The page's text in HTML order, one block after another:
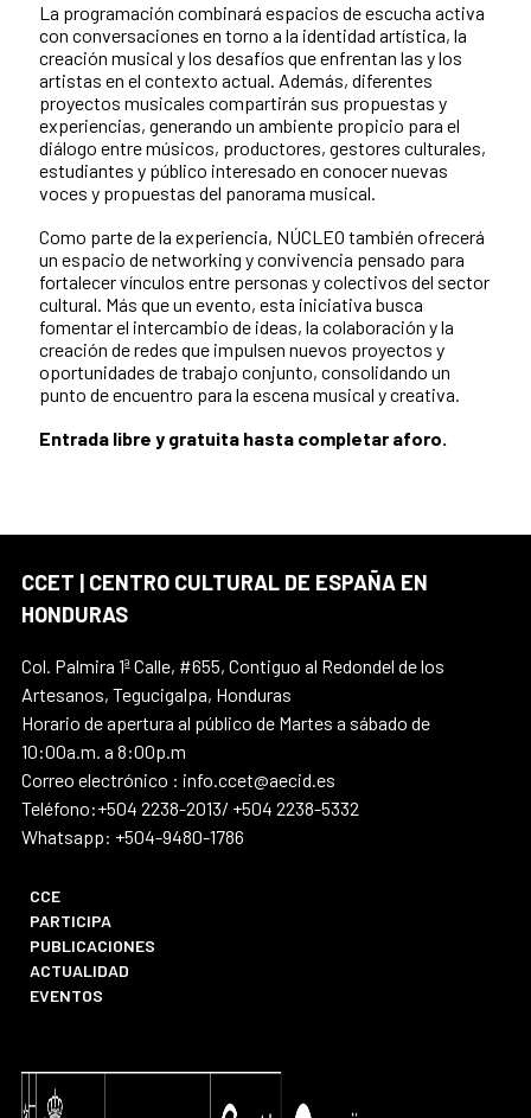
La programación combinará espacios de escucha activa
con conversaciones en torno a la identidad artística, la
creación musical y los desafíos que enfrentan las y los
artistas en el contexto actual. Además, diferentes
proyectos musicales compartirán sus propuestas y
experiencias, generando un ambiente propicio para el
diálogo entre músicos, productores, gestores culturales,
estudiantes y público interesado en conocer nuevas
voces y propuestas del panorama musical.
Como parte de la experiencia, NÚCLEO también ofrecerá
un espacio de networking y convivencia pensado para
fortalecer vínculos entre personas y colectivos del sector
cultural. Más que un evento, esta iniciativa busca
fomentar el intercambio de ideas, la colaboración y la
creación de redes que impulsen nuevos proyectos y
oportunidades de trabajo conjunto, consolidando un
punto de encuentro para la escena musical y creativa.
Entrada libre y gratuita hasta completar aforo.
CCET | CENTRO CULTURAL DE ESPAÑA EN
HONDURAS
Col. Palmira 1ª Calle, #655, Contiguo al Redondel de los
Artesanos, Tegucigalpa, Honduras
Horario de apertura al público de Martes a sábado de
10:00a.m. a 8:00p.m
Correo electrónico : info.ccet@aecid.es
Teléfono:+504 2238-2013/ +504 2238-5332
Whatsapp: +504-9480-1786
CCE
PARTICIPA
PUBLICACIONES
ACTUALIDAD
EVENTOS